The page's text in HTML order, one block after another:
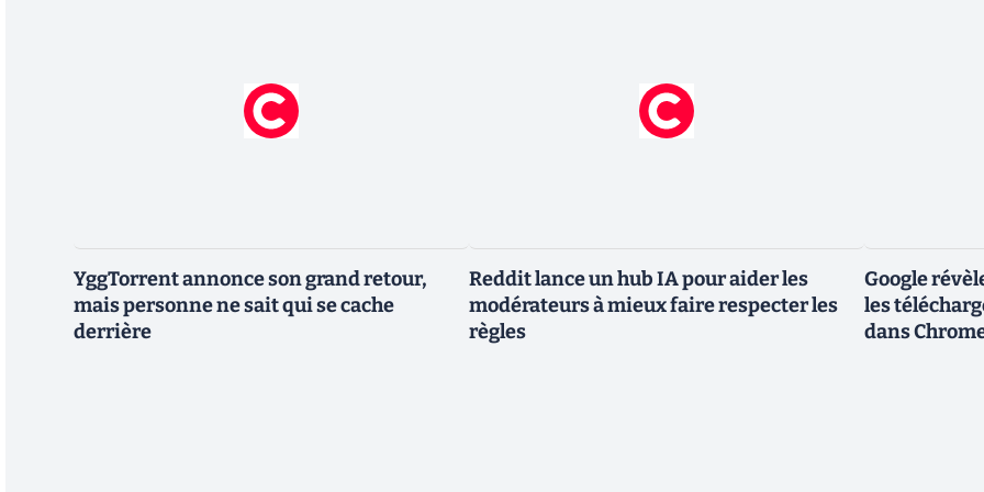
YggTorrent annonce son grand retour,
mais personne ne sait qui se cache
derrière
Reddit lance un hub IA pour aider les
modérateurs à mieux faire respecter les
règles
Google
les
dans